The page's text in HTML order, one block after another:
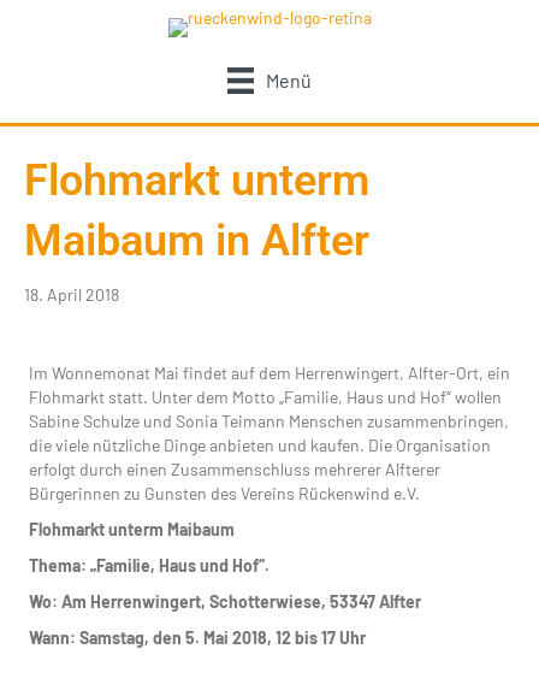
Menü
Flohmarkt unterm
Maibaum in Alfter
18. April 2018
Im Wonnemonat Mai findet auf dem Herrenwingert, Alfter-Ort, ein
Flohmarkt statt. Unter dem Motto „Familie, Haus und Hof“ wollen
Sabine Schulze und Sonia Teimann Menschen zusammenbringen,
die viele nützliche Dinge anbieten und kaufen. Die Organisation
erfolgt durch einen Zusammenschluss mehrerer Alfterer
Bürgerinnen zu Gunsten des Vereins Rückenwind e.V.
Flohmarkt unterm Maibaum
Thema: „Familie, Haus und Hof“.
Wo: Am Herrenwingert, Schotterwiese, 53347 Alfter
Wann: Samstag, den 5. Mai 2018, 12 bis 17 Uhr